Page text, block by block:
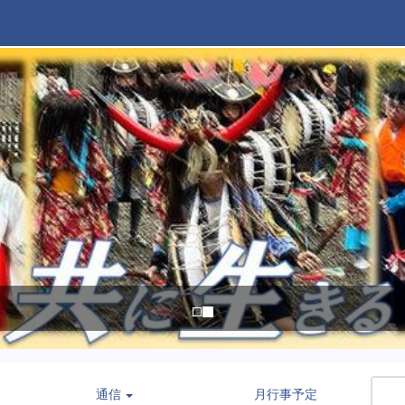
通信 月行事予定